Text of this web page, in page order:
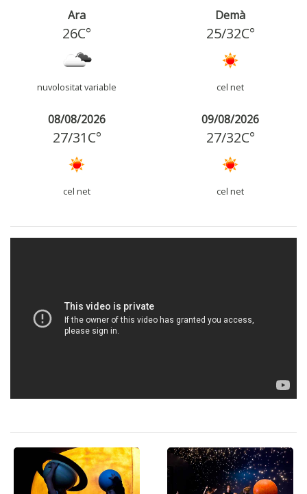
Ara
26C°
nuvolositat variable
Demà
25/32C°
cel net
08/08/2026
27/31C°
cel net
09/08/2026
27/32C°
cel net